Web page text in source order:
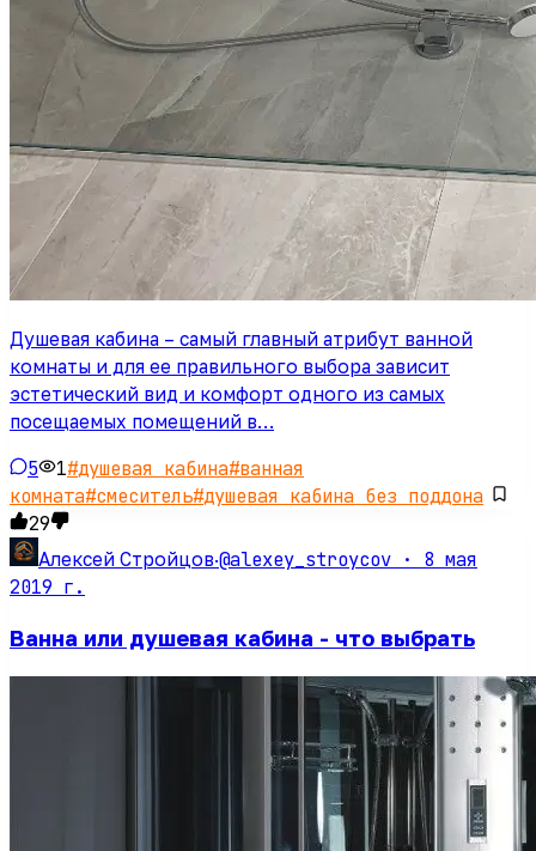
Душевая кабина – самый главный атрибут ванной
комнаты и для ее правильного выбора зависит
эстетический вид и комфорт одного из самых
посещаемых помещений в…
5 1#душевая кабина#ванная
комната#смеситель#душевая кабина без поддона
29
Алексей Стройцов·@alexey_stroycov · 8 мая
2019 г.
Ванна или душевая кабина - что выбрать